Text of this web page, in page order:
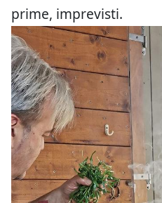
prime, imprevisti.